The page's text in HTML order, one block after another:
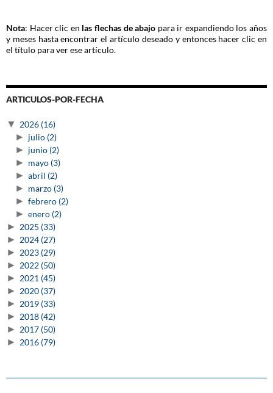
Nota: Hacer clic en las flechas de abajo para ir expandiendo los años
y meses hasta encontrar el artículo deseado y entonces hacer clic en
el título para ver ese artículo.
ARTICULOS-POR-FECHA
▼ 2026 (16)
► julio (2)
► junio (2)
► mayo (3)
► abril (2)
► marzo (3)
► febrero (2)
► enero (2)
► 2025 (33)
► 2024 (27)
► 2023 (29)
► 2022 (50)
► 2021 (45)
► 2020 (37)
► 2019 (33)
► 2018 (42)
► 2017 (50)
► 2016 (79)